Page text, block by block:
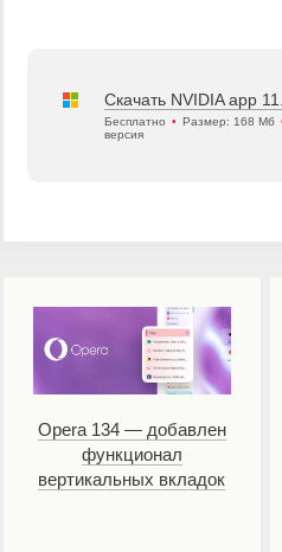
Скачать NVIDIA app
Бесплатно • Размер: 168 Мб
версия
Opera 134 — добавлен
функционал
вертикальных вкладок